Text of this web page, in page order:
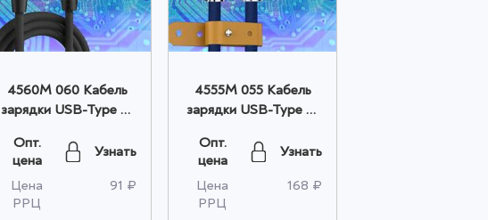
4560M 060 Кабель
зарядки USB-Type C,
Опт.
цена
Узнать
Цена
РРЦ
91 ₽
4555M 055 Кабель
зарядки USB-Type C,
Опт.
цена
Узнать
Цена
РРЦ
168 ₽